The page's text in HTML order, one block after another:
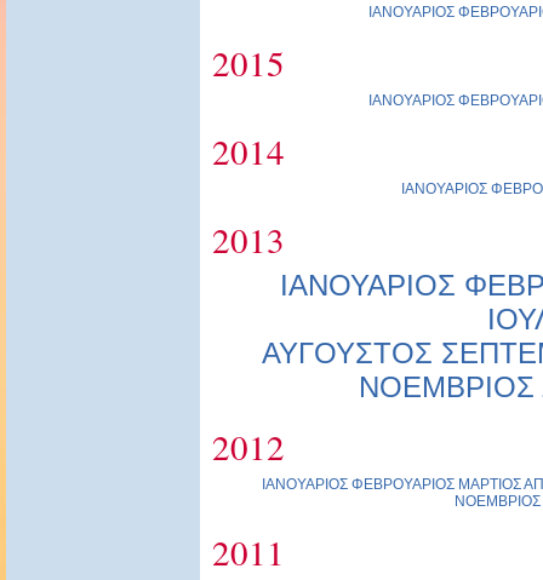
ΙΑΝΟΥΑΡΙΟΣ
2015
ΙΑΝΟΥΑΡΙΟΣ
2014
ΙΑΝΟΥΑΡΙΟΣ
2013
ΙΑΝΟΥΑΡΙΟΣ
ΑΥΓΟΥΣΤΟΣ
ΝΟΕΜΒΡΙΟΣ
2012
ΙΑΝΟΥΑΡΙΟΣ ΦΕΒΡΟΥΑΡΙΟΣ ΜΑΡΤΙΟΣ
ΝΟΕΜΒΡΙΟΣ
2011